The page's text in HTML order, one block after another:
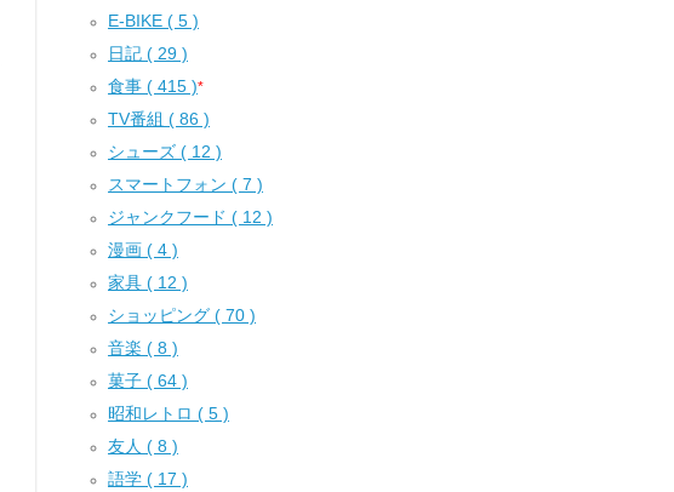
E-BIKE ( 5 )
日記 ( 29 )
食事 ( 415 )*
TV番組 ( 86 )
シューズ ( 12 )
スマートフォン ( 7 )
ジャンクフード ( 12 )
漫画 ( 4 )
家具 ( 12 )
ショッピング ( 70 )
音楽 ( 8 )
菓子 ( 64 )
昭和レトロ ( 5 )
友人 ( 8 )
語学 ( 17 )